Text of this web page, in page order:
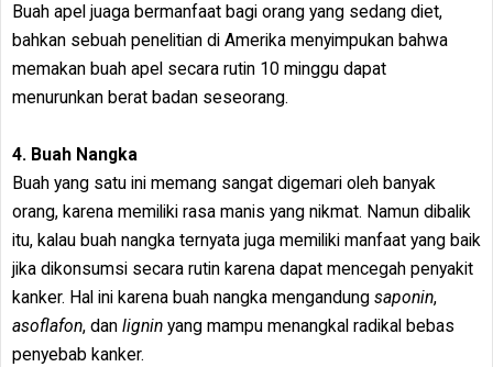
Buah apel juaga bermanfaat bagi orang yang sedang diet,
bahkan sebuah penelitian di Amerika menyimpukan bahwa
memakan buah apel secara rutin 10 minggu dapat
menurunkan berat badan seseorang.
4. Buah Nangka
Buah yang satu ini memang sangat digemari oleh banyak
orang, karena memiliki rasa manis yang nikmat. Namun dibalik
itu, kalau buah nangka ternyata juga memiliki manfaat yang baik
jika dikonsumsi secara rutin karena dapat mencegah penyakit
kanker. Hal ini karena buah nangka mengandung saponin,
asoflafon, dan lignin yang mampu menangkal radikal bebas
penyebab kanker.